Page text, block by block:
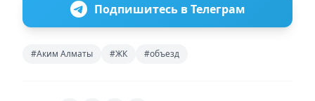
Подпишитесь в Телеграм
#Аким Алматы #ЖК #объезд